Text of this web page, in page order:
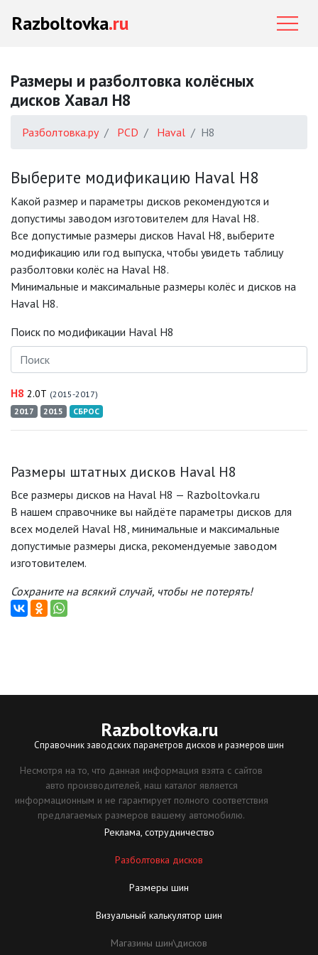
Razboltovka.ru
Размеры и разболтовка колёсных
дисков Хавал H8
Разболтовка.ру PCD Haval H8
Выберите модификацию Haval H8
Какой размер и параметры дисков рекомендуются и
допустимы заводом изготовителем для Haval H8.
Все допустимые размеры дисков Haval H8, выберите
модификацию или год выпуска, чтобы увидеть таблицу
разболтовки колёс на Haval H8.
Минимальные и максимальные размеры колёс и дисков на
Haval H8.
Поиск по модификации Haval H8
H8 2.0T (2015-2017)
2017
2015 СБРОС
Размеры штатных дисков Haval H8
Все размеры дисков на Haval H8 — Razboltovka.ru
В нашем справочнике вы найдёте параметры дисков для
всех моделей Haval H8, минимальные и максимальные
допустимые размеры диска, рекомендуемые заводом
изготовителем.
Сохраните на всякий случай, чтобы не потерять!
Razboltovka.ru
Справочник заводских параметров дисков и размеров шин
Несмотря на то, что данная информация взята с сайтов
авто производителей, наш каталог является
информационным и не гарантирует полного соответствия
предлагаемых размеров вашему автомобилю.
Реклама, сотрудничество
Разболтовка дисков
Размеры шин
Визуальный калькулятор шин
Магазины шин\дисков